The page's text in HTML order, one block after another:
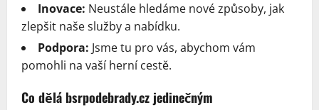
Inovace: Neustále hledáme nové způsoby, jak
zlepšit naše služby a nabídku.
Podpora: Jsme tu pro vás, abychom vám
pomohli na vaší herní cestě.
Co dělá bsrpodebrady.cz jedinečným